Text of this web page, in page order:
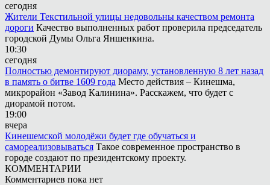
сегодня
Жители Текстильной улицы недовольны качеством ремонта
дороги Качество выполненных работ проверила председатель
городской Думы Ольга Яншенкина.
10:30
сегодня
Полностью демонтируют диораму, установленную 8 лет назад
в память о битве 1609 года Место действия – Кинешма,
микрорайон «Завод Калинина». Расскажем, что будет с
диорамой потом.
19:00
вчера
Кинешемской молодёжи будет где обучаться и
самореализовываться Такое современное пространство в
городе создают по президентскому проекту.
КОММЕНТАРИИ
Комментариев пока нет